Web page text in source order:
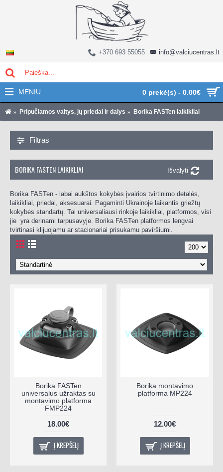
0 prekė(s) - 0.00€
+370 693 55055 info@valciucentras.lt
MENIU
Pripučiamos valtys, jų priedai ir dalys Borika FASTen laikikliai
Filtras
Išvalyti
BORIKA FASTEN LAIKIKLIAI
Borika FASTen - labai aukštos kokybės įvairios tvirtinimo detalės,
laikikliai, priedai, aksesuarai. Pagaminti Ukrainoje laikantis griežtų
kokybės standartų. Tai universaliausi rinkoje laikikliai, platformos, visi
jie yra derinami tarpusavyje. Borika FASTen platformos lengvai
tvirtinasi klijuojamu ar stacionariai prisukamu paviršiumi.
Borika FASTen
universalus užraktas su
montavimo platforma
FMP224
18.00€
Į KREPŠELĮ
Borika montavimo
platforma MP224
12.00€
Į KREPŠELĮ